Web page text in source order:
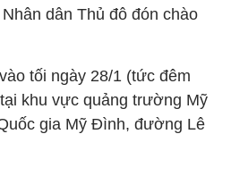
dân Thủ đô đón chào
tối ngày 28/1 (tức đêm
khu vực quảng trường Mỹ
gia Mỹ Đình, đường Lê